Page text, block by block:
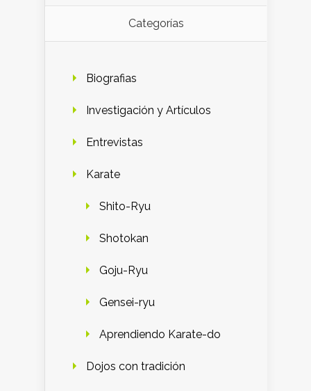
Categorías
Biografias
Investigación y Artículos
Entrevistas
Karate
Shito-Ryu
Shotokan
Goju-Ryu
Gensei-ryu
Aprendiendo Karate-do
Dojos con tradición